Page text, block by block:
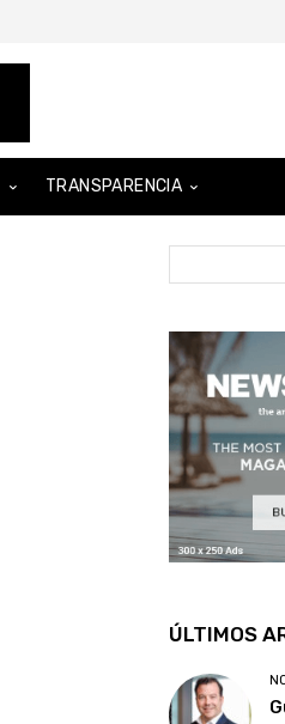
TRANSPARENCIA
ÚLTIMOS